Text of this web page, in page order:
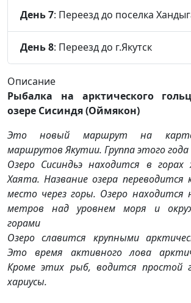
День 7: Переезд до поселка
День 8: Переезд до г.Якутск
Описание
Рыбалка на арктического
озере Сисиндя (Оймякон)
Это новый маршрут на
маршрутов Якутии. Группа этого
Озеро Сисиндьэ находится в
Хаята. Название озера переводится
место через горы. Озеро находится
метров над уровнем моря и
горами
Озеро славится крупными
Это время активного лова
Кроме этих рыб, водится простой
хариусы.